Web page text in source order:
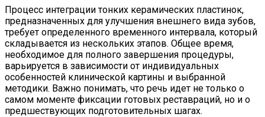
Процесс интеграции тонких керамических пластинок,
предназначенных для улучшения внешнего вида зубов,
требует определенного временного интервала, который
складывается из нескольких этапов. Общее время,
необходимое для полного завершения процедуры,
варьируется в зависимости от индивидуальных
особенностей клинической картины и выбранной
методики. Важно понимать, что речь идет не только о
самом моменте фиксации готовых реставраций, но и о
предшествующих подготовительных шагах.